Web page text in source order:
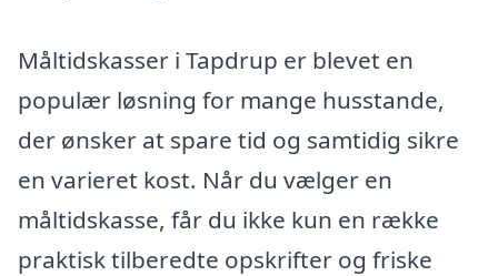
Måltidskasser i Tapdrup er blevet en
populær løsning for mange husstande,
der ønsker at spare tid og samtidig sikre
en varieret kost. Når du vælger en
måltidskasse, får du ikke kun en række
praktisk tilberedte opskrifter og friske